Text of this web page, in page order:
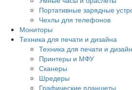
Портативные зарядные
Чехлы для телефонов
Мониторы
Техника для печати и дизайна
Техника для печати и
Принтеры и МФУ
Сканеры
Шредеры
Графические планшеты